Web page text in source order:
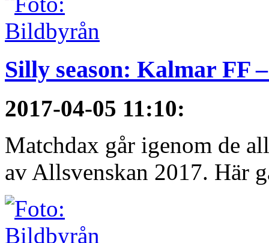
Silly season: Kalmar FF
2017-04-05 11:10:
Matchdax går igenom de
av Allsvenskan 2017. Här